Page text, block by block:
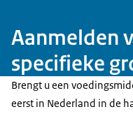
Aanmelden
specifieke
Brengt u een
eerst in Nederland in de